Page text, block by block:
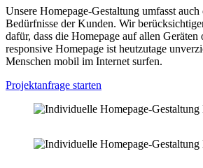
Unsere Homepage-Gestaltung umfasst
Bedürfnisse der Kunden. Wir
dafür, dass die Homepage auf allen
responsive Homepage ist heutzutage
Menschen mobil im Internet surfen.
Projektanfrage starten